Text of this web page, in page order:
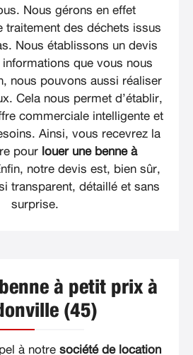
Nous gérons en effet
traitement des déchets issus
Nous établissons un devis
que vous nous
nous pouvons aussi réaliser
Cela nous permet d’établir,
commerciale intelligente et
Ainsi, vous recevrez la
pour louer une benne à
notre devis est, bien sûr,
transparent, détaillé et sans
surprise.
à petit prix à
(45)
à notre société de location